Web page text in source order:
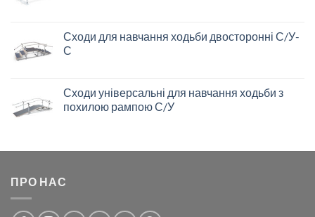
Сходи для навчання ходьби двосторонні С/У-
С
Сходи універсальні для навчання ходьби з
похилою рампою С/У
ПРО НАС